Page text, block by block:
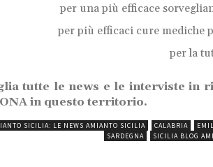
per una più efficace
per più efficaci cure mediche
per la
tutte le news e le interviste in
in questo territorio.
SICILIA: LE NEWS AMIANTO SICILIA CALABRIA
SARDEGNA
SICILIA BLOG